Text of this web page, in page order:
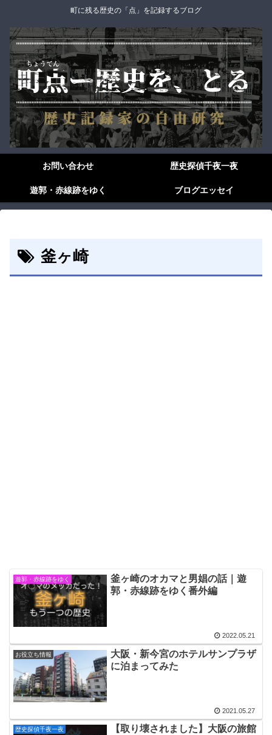
町に残る歴史の「点」を記録するブログ
お問い合わせ 歴史探偵千夜一夜
遊郭・赤線跡をゆく ブログエッセイ
釜ヶ崎
遊郭・赤線跡をゆく
釜ヶ崎のオカマと男娼の話｜遊
郭・赤線跡をゆく番外編
2022.05.21
お役立ち情報
大阪・新今宮のホテルサンプラザ
に泊まってみた
2021.05.27
歴史探偵千夜一夜
【取り壊されました】大阪の旅館